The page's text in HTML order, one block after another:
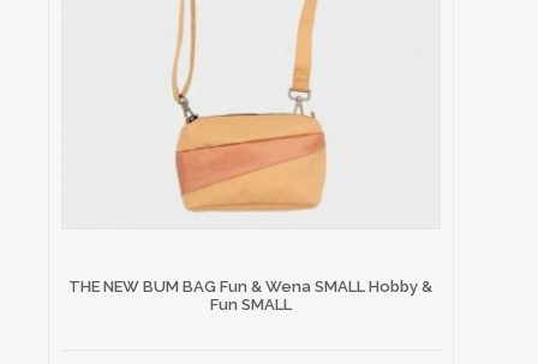
THE NEW BUM BAG Fun & Wena SMALL Hobby &
Fun SMALL